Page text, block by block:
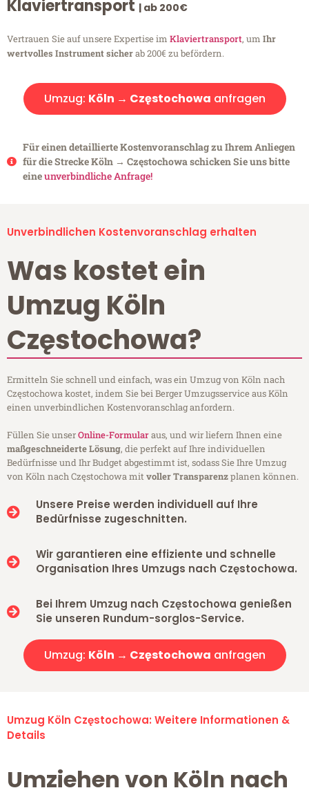
Klaviertransport | ab 200€
Vertrauen Sie auf unsere Expertise im Klaviertransport, um Ihr
wertvolles Instrument sicherab 200€ zu befördern.
Umzug: Köln → Częstochowa anfragen
Für einen detaillierte Kostenvoranschlag zu Ihrem Anliegen
für die Strecke Köln → Częstochowa schicken Sie uns bitte
eineunverbindliche Anfrage!
Unverbindlichen Kostenvoranschlag erhalten
Was kostet ein
Umzug Köln
Częstochowa?
Ermitteln Sie schnell und einfach, was ein Umzug von Köln nach
Częstochowa kostet, indem Sie bei Berger Umzugsservice aus Köln
einen unverbindlichen Kostenvoranschlag anfordern.
Füllen Sie unserOnline-Formularaus, und wir liefern Ihnen eine
maßgeschneiderte Lösung, die perfekt auf Ihre individuellen
Bedürfnisse und Ihr Budget abgestimmt ist, sodass Sie Ihre Umzug
von Köln nach Częstochowa mitvoller Transparenzplanen können.
Unsere Preise werden individuell auf Ihre
Bedürfnisse zugeschnitten.
Wir garantieren eine effiziente und schnelle
Organisation Ihres Umzugs nach Częstochowa.
Bei Ihrem Umzug nach Częstochowa genießen
Sie unseren Rundum-sorglos-Service.
Umzug: Köln → Częstochowa anfragen
Umzug Köln Częstochowa: Weitere Informationen &
Details
Umziehen von Köln nach